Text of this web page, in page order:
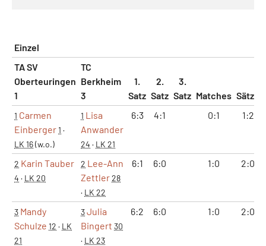
Einzel
TA SV
Oberteuringen
1
TC
Berkheim
3
1.
Satz
2.
Satz
3.
Satz Matches Sätze
1 Carmen
Einberger1 ·
LK 16(w.o.)
1 Lisa
Anwander
24 · LK 21
6:3 4:1 0:1 1:2
2 Karin Tauber
4 · LK 20
2 Lee-Ann
Zettler28
· LK 22
6:1 6:0 1:0 2:0
3 Mandy
Schulze 12 · LK
21
3Julia
Bingert 30
· LK 23
6:2 6:0 1:0 2:0